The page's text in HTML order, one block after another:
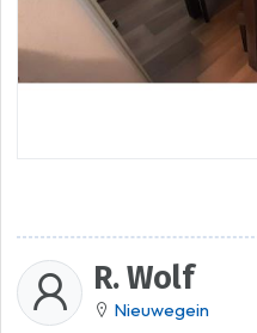
R. Wolf
Nieuwegein